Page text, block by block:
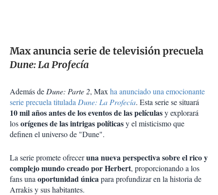
Max anuncia serie de televisión precuela
Dune: La Profecía
Además de Dune: Parte 2, Max ha anunciado una emocionante
serie precuela titulada Dune: La Profecía. Esta serie se situará
10 mil años antes de los eventos de las películasy explorará
losorígenes de las intrigas políticasy el misticismo que
definen el universo de "Dune".
La serie promete ofreceruna nueva perspectiva sobre el rico y
complejo mundo creado por Herbert, proporcionando a los
fans una oportunidad únicapara profundizar en la historia de
Arrakis y sus habitantes.